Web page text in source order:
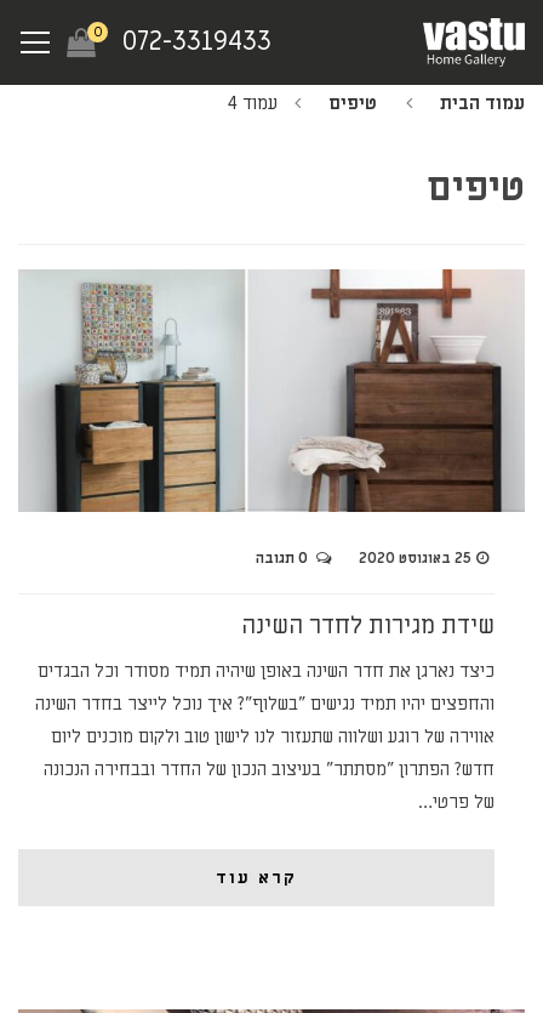
main
content
072-3319433
0
Menu
עמוד הבית טיפים עמוד 4
טיפים
25 באוגוסט 2020
שידת מגירות לחדר השינה
כיצד נארגן את חדר השינה באופן שיהיה תמיד מסודר וכל הבגדים
והחפצים יהיו תמיד נגישים "בשלוף"? איך נוכל לייצר בחדר השינה
אווירה של רוגע ושלווה שתעזור לנו לישון טוב ולקום מוכנים ליום
חדש? הפתרון "מסתתר" בעיצוב הנכון של החדר ובבחירה הנכונה
של פרטי…
קרא עוד